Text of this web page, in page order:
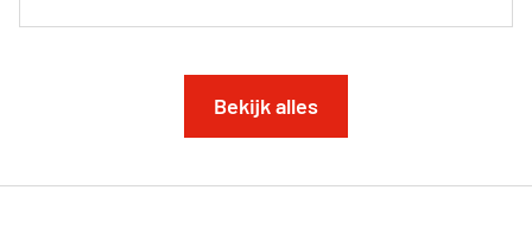
Bekijk alles